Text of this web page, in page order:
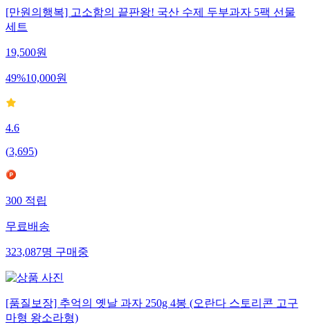
[만원의행복] 고소함의 끝판왕! 국산 수제 두부과자 5팩 선물
세트
19,500원
49%10,000원
4.6
(3,695)
300 적립
무료배송
323,087명 구매중
[품질보장] 추억의 옛날 과자 250g 4봉 (오란다 스토리콘 고구
마형 왕소라형)